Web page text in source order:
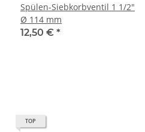
Spülen-Siebkorbventil 1 1/2"
Ø 114 mm
12,50 € *
TOP